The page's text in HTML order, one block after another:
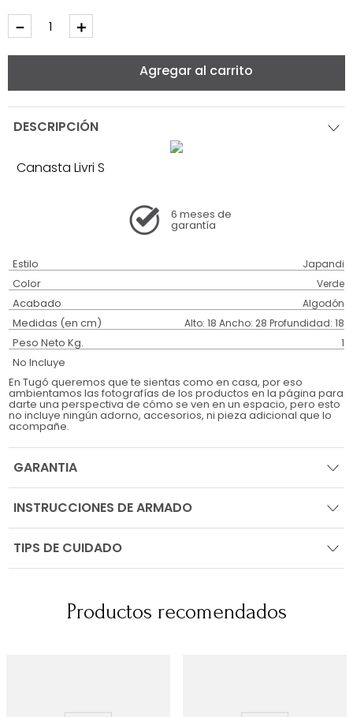
＋
－
Agregar al carrito
DESCRIPCIÓN
Canasta Livri S
6 meses de
garantía
Estilo Japandi
Color Verde
Acabado Algodón
Medidas (en cm) Alto: 18 Ancho: 28 Profundidad: 18
Peso Neto Kg. 1
No Incluye
En Tugó queremos que te sientas como en casa, por eso
ambientamos las fotografías de los productos en la página para
darte una perspectiva de cómo se ven en un espacio, pero esto
no incluye ningún adorno, accesorios, ni pieza adicional que lo
acompañe.
GARANTIA
INSTRUCCIONES DE ARMADO
TIPS DE CUIDADO
Productos recomendados